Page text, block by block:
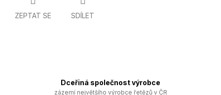
ZEPTAT SE SDÍLET
Dceřiná společnost výrobce
zázemí největšího výrobce řetězů v ČR